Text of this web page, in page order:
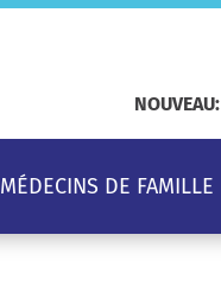
NOUVEAU:
MÉDECINS DE FAMILLE